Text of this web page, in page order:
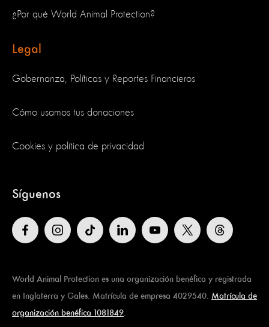
¿Por qué World Animal Protection?
Legal
Gobernanza, Políticas y Reportes Financieros
Cómo usamos tus donaciones
Cookies y política de privacidad
Síguenos
World Animal Protection es una organización benéfica y registrada
en Inglaterra y Gales. Matrícula de empresa 4029540. Matrícula de
organización benéfica 1081849